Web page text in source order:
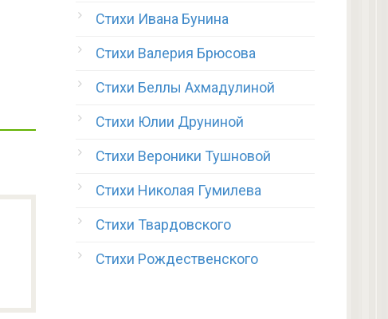
Стихи Ивана Бунина
Стихи Валерия Брюсова
Стихи Беллы Ахмадулиной
Стихи Юлии Друниной
Стихи Вероники Тушновой
Стихи Николая Гумилева
Стихи Твардовского
Стихи Рождественского